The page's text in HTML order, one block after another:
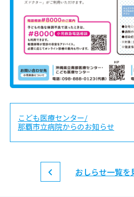
こども医療センター/
那覇市立病院からのお知らせ
おしらせ一覧を